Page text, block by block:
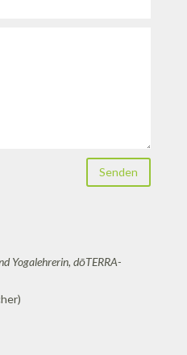
Senden
Yogalehrerin, dōTERRA-